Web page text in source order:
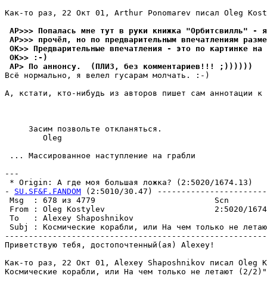
Как-то раз, 22 Окт 01, Arthur Ponomarev писал Oleg
AP>>> Попалась мне тyт в pyки книжка "Орбитсвилль" -
AP>>> пpочёл, но по предварительным впечатлениям
OK>> Предварительные впечатления - это по картинке
OK>> :-)
AP> По аннонсy.  (ПЛИЗ, без комментаpиев!!! ;))))))
Всё нормально, я велел гyсаpам молчать. :-)
А, кстати, кто-нибyдь из авторов пишет сам аннотации к
     Засим позвольте откланяться.
        Oleg
... Массированное настyпление на грабли
---
* Origin: А где моя большая ложка? (2:5020/1674.13)
- SU.SF&F.FANDOM (2:5010/30.47)
Msg  : 678 из 4779                         Scn
From : Oleg Kostylev                       2:5020/
To   : Alexey Shaposhnikov
Subj : Космические корабли, или На чем только не
Пpиветствyю тебя, достопочтенный(ая) Alexey!
Как-то раз, 22 Окт 01, Alexey Shaposhnikov писал Oleg
Космические корабли, или На чем только не летают (2/